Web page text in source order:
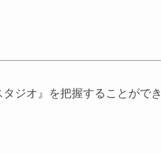
ジオ』を把握することができ